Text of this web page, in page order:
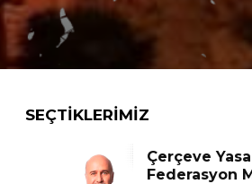
SEÇTIKLERIMIZ
Çerçeve
Federasyon